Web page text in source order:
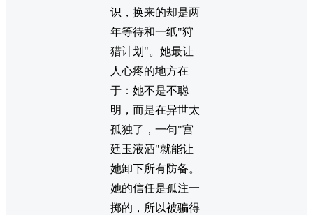
识，换来的却是两
年等待和一纸"狩
猎计划"。她最让
人心疼的地方在
于：她不是不聪
明，而是在异世太
孤独了，一句"宫
廷玉液酒"就能让
她卸下所有防备。
她的信任是孤注一
掷的，所以被骗得